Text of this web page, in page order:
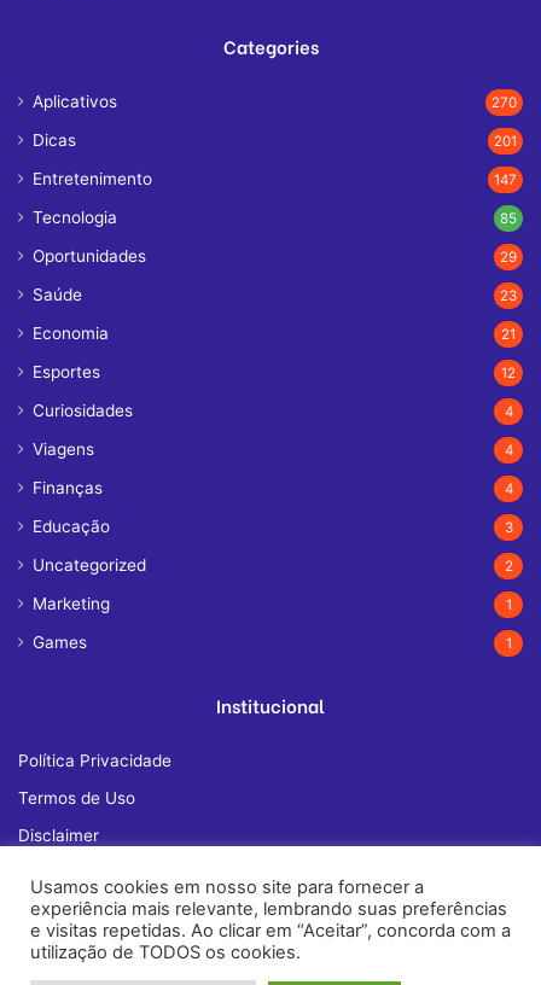
Categories
Aplicativos 270
Dicas 201
Entretenimento 147
Tecnologia 85
Oportunidades 29
Saúde 23
Economia 21
Esportes 12
Curiosidades 4
Viagens 4
Finanças 4
Educação 3
Uncategorized 2
Marketing 1
Games 1
Institucional
Política Privacidade
Termos de Uso
Disclaimer
Fale Conosco
Usamos cookies em nosso site para fornecer a
experiência mais relevante, lembrando suas preferências
e visitas repetidas. Ao clicar em “Aceitar”, concorda com a
utilização de TODOS os cookies.